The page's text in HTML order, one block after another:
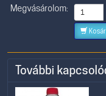
Megvásárolom:
További